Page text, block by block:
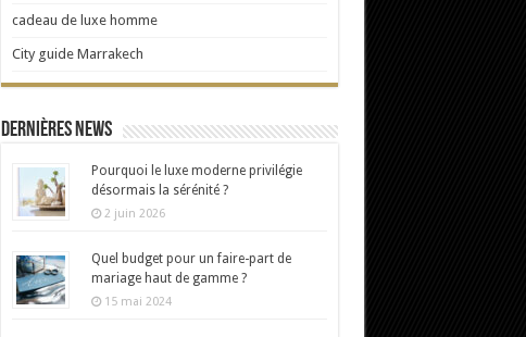
cadeau de luxe homme
City guide Marrakech
Dernières news
Pourquoi le luxe moderne privilégie
désormais la sérénité ?
2 juin 2026
Quel budget pour un faire-part de
mariage haut de gamme ?
15 mai 2024